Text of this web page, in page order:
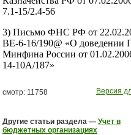
7.1-15/2.4-56
3) Письмо ФНС РФ от
ВЕ-6-16/190@ «О доведении
Минфина России от
14-10А/187»
смотр: 11758 Версия
Другие статьи раздела — Учет в
бюджетных организациях